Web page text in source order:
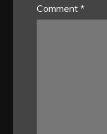
Comment*